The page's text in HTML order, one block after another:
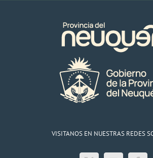
VISITANOS EN NUESTRAS REDES